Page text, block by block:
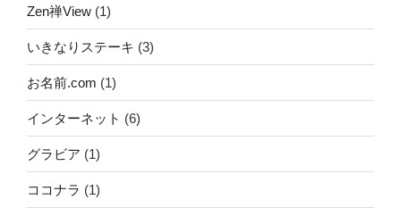
Zen禅View (1)
いきなりステーキ (3)
お名前.com (1)
インターネット (6)
グラビア (1)
ココナラ (1)